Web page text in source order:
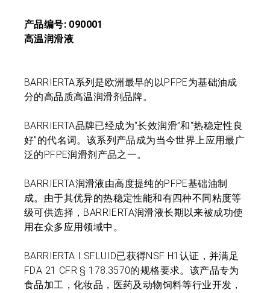
产品编号: 090001
高温润滑液
BARRIERTA系列是欧洲最早的以PFPE为基础油成
分的高品质高温润滑剂品牌。
BARRIERTA品牌已经成为“长效润滑”和“热稳定性良
好”的代名词。该系列产品成为当今世界上应用最广
泛的PFPE润滑剂产品之一。
BARRIERTA润滑液由高度提纯的PFPE基础油制
成。由于其优异的热稳定性能和有四种不同粘度等
级可供选择，BARRIERTA润滑液长期以来被成功使
用在众多应用领域中。
BARRIERTA I SFLUID已获得NSF H1认证，并满足
FDA 21 CFR § 178.3570的规格要求。该产品专为
食品加工，化妆品，医药及动物饲料等行业开发，